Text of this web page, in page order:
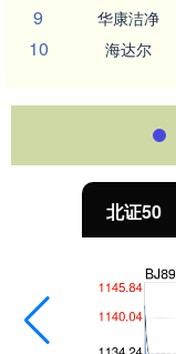
9 华康洁净
10 海达尔
北证50